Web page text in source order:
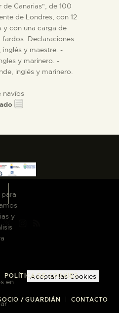
de Canarias", de 100
de Londres, con 12
y con una carga de
Declaraciones
inglés y maestre. -
y marinero. -
inglés y marinero.
navíos
POLÍTICA DE COOKIES
/ GUARDIÁN CONTACTO
y
en
Aceptar las Cookies